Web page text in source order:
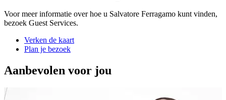
Voor meer informatie over hoe u Salvatore Ferragamo kunt vinden,
bezoek Guest Services.
Verken de kaart
Plan je bezoek
Aanbevolen voor jou